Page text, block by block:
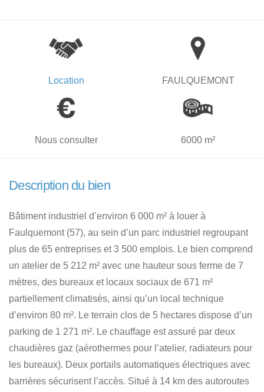
Location FAULQUEMONT
Nous consulter 6000 m²
Description du bien
Bâtiment industriel d’environ 6 000 m² à louer à
Faulquemont (57), au sein d’un parc industriel regroupant
plus de 65 entreprises et 3 500 emplois. Le bien comprend
un atelier de 5 212 m² avec une hauteur sous ferme de 7
mètres, des bureaux et locaux sociaux de 671 m²
partiellement climatisés, ainsi qu’un local technique
d’environ 80 m². Le terrain clos de 5 hectares dispose d’un
parking de 1 271 m². Le chauffage est assuré par deux
chaudières gaz (aérothermes pour l’atelier, radiateurs pour
les bureaux). Deux portails automatiques électriques avec
barrières sécurisent l’accès. Situé à 14 km des autoroutes